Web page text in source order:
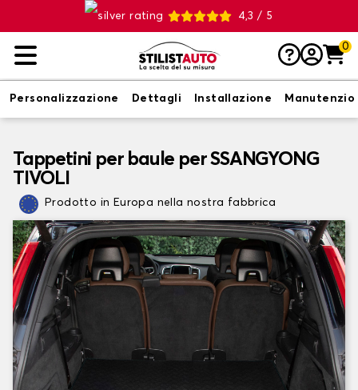
4,3 / 5
0
Personalizzazione Dettagli Installazione
Tappetini per baule per SSANGYONG
TIVOLI
Prodotto in Europa nella nostra fabbrica